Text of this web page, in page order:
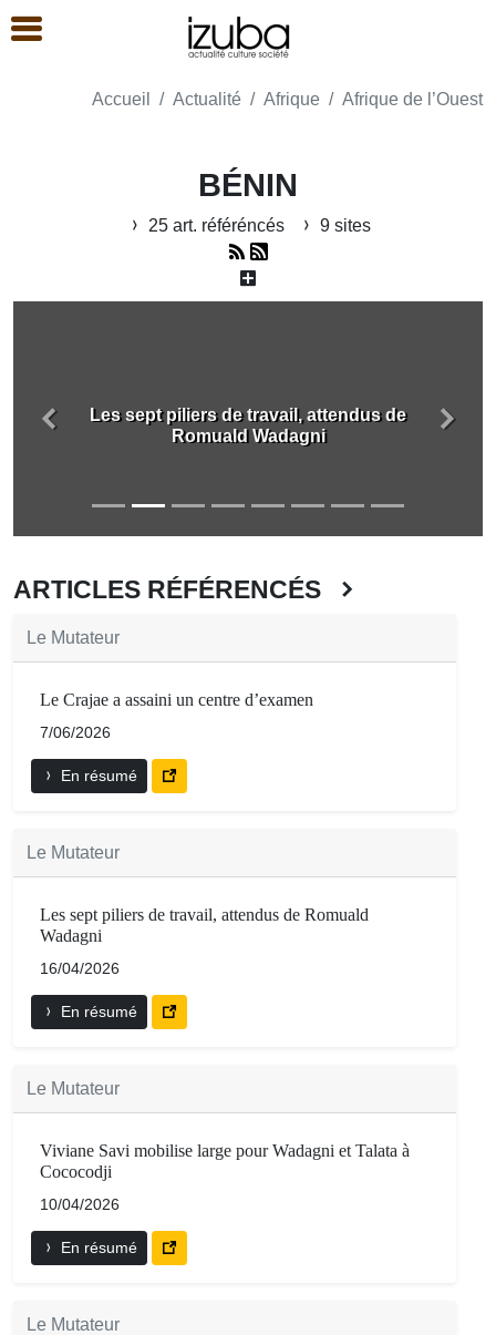
Accueil Actualité Afrique Afrique de l’Ouest
BÉNIN
25 art. référéncés 9 sites
Les sept piliers de travail, attendus de
Romuald Wadagni
Précédent
ARTICLES RÉFÉRENCÉS
Le Mutateur
Le Crajae a assaini un centre d’examen
7/06/2026
En résumé
Le Mutateur
Les sept piliers de travail, attendus de Romuald
Wadagni
16/04/2026
En résumé
Le Mutateur
Viviane Savi mobilise large pour Wadagni et Talata à
Cococodji
10/04/2026
En résumé
Le Mutateur